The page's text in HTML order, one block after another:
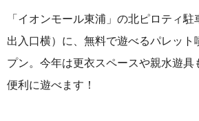
「イオンモール東浦」の北ピロティ
出入口横）に、無料で遊べるパレット
プン。今年は更衣スペースや親水遊具
便利に遊べます！